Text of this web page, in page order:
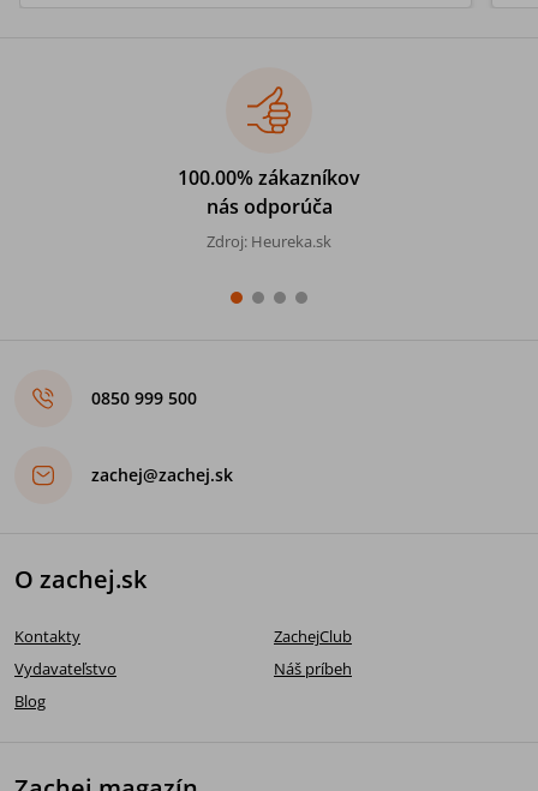
100.00% zákazníkov
nás odporúča
Zdroj: Heureka.sk
0850 999 500
zachej@zachej.sk
O zachej.sk
Kontakty
ZachejClub
Vydavateľstvo
Náš príbeh
Blog